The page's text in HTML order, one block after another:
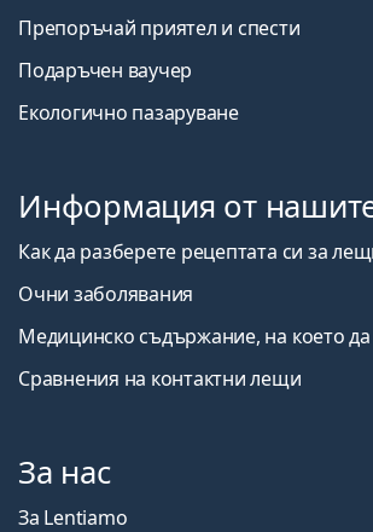
Препоръчай приятел и спести
Подаръчен ваучер
Екологично пазаруване
Информация от
Как да разберете рецептата си за
Очни заболявания
Медицинско съдържание, на което да
Сравнения на контактни лещи
За нас
За Lentiamo